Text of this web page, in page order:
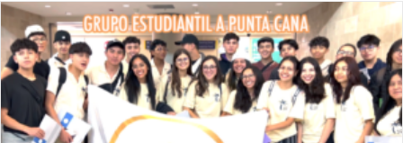
Beneficioso
Vacacionar
En
El
Caribe?